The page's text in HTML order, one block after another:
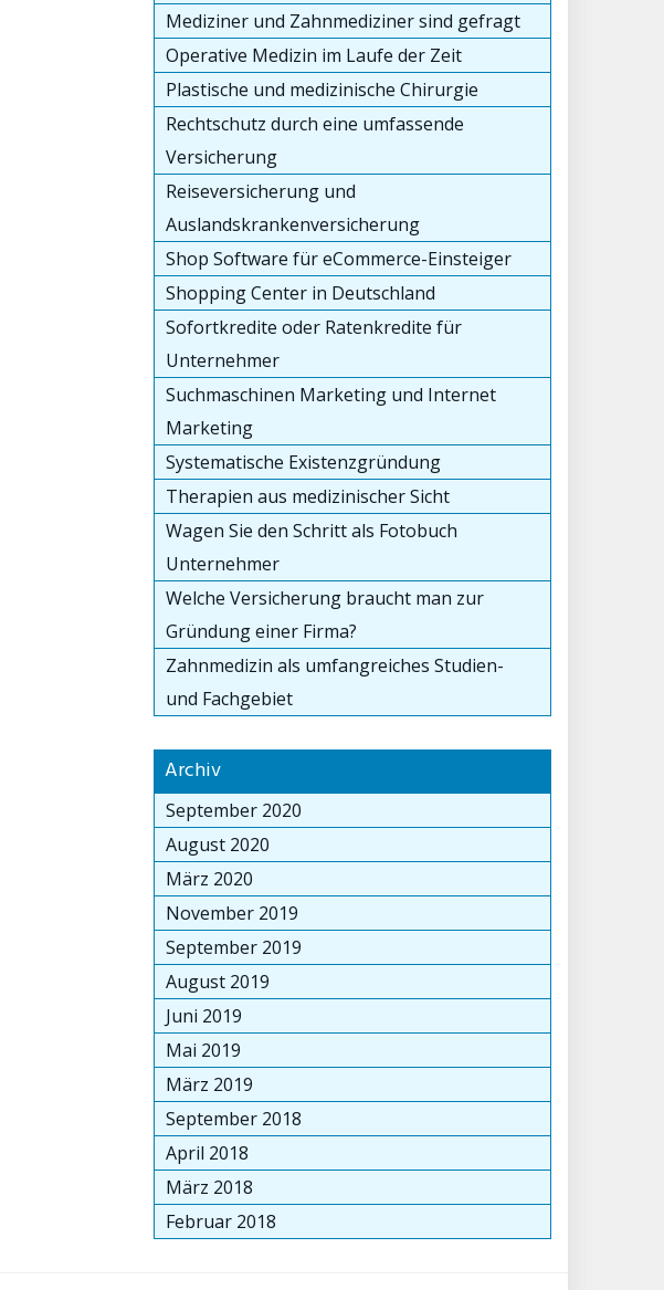
Mediziner und Zahnmediziner sind gefragt
Operative Medizin im Laufe der Zeit
Plastische und medizinische Chirurgie
Rechtschutz durch eine umfassende
Versicherung
Reiseversicherung und
Auslandskrankenversicherung
Shop Software für eCommerce-Einsteiger
Shopping Center in Deutschland
Sofortkredite oder Ratenkredite für
Unternehmer
Suchmaschinen Marketing und Internet
Marketing
Systematische Existenzgründung
Therapien aus medizinischer Sicht
Wagen Sie den Schritt als Fotobuch
Unternehmer
Welche Versicherung braucht man zur
Gründung einer Firma?
Zahnmedizin als umfangreiches Studien-
und Fachgebiet
Archiv
September 2020
August 2020
März 2020
November 2019
September 2019
August 2019
Juni 2019
Mai 2019
März 2019
September 2018
April 2018
März 2018
Februar 2018